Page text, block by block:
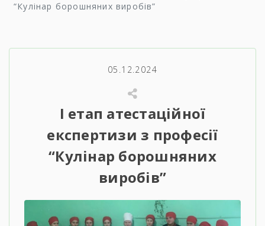
“Кулінар борошняних виробів”
05.12.2024
І етап атестаційної
експертизи з професії
“Кулінар борошняних
виробів”